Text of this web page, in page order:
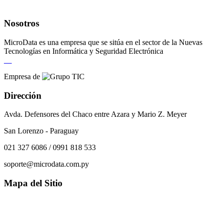
Nosotros
MicroData es una empresa que se sitúa en el sector de la Nuevas
Tecnologías en Informática y Seguridad Electrónica
Empresa de
Dirección
Avda. Defensores del Chaco entre Azara y Mario Z. Meyer
San Lorenzo - Paraguay
021 327 6086 / 0991 818 533
soporte@microdata.com.py
Mapa del Sitio